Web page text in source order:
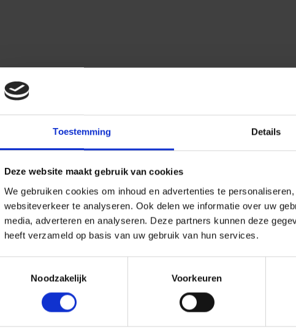
Toestemming Details
Deze website maakt gebruik van cookies
We gebruiken cookies om inhoud en advertenties te
websiteverkeer te analyseren. Ook delen we informatie over uw
media, adverteren en analyseren. Deze partners kunnen deze
heeft verzameld op basis van uw gebruik van hun services.
Noodzakelijk
Voorkeuren